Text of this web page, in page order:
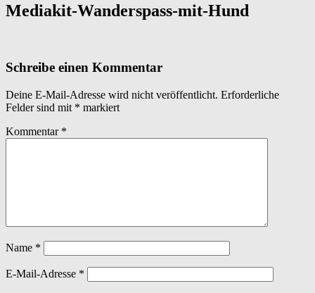
Mediakit-Wanderspass-mit-Hund
Schreibe einen Kommentar
Deine E-Mail-Adresse wird nicht veröffentlicht. Erforderliche
Felder sind mit * markiert
Kommentar *
Name *
E-Mail-Adresse *